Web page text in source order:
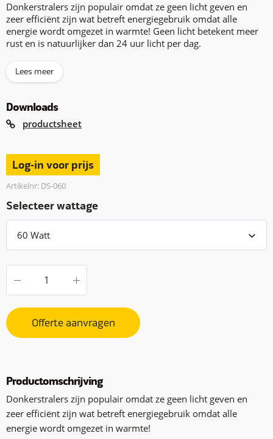
Donkerstralers zijn populair omdat ze geen licht geven en
zeer efficiënt zijn wat betreft energiegebruik omdat alle
energie wordt omgezet in warmte! Geen licht betekent meer
rust en is natuurlijker dan 24 uur licht per dag.
Lees meer
Downloads
productsheet
Log-in voor prijs
Artikelnr: DS-060
Selecteer wattage
Offerte aanvragen
Productomschrijving
Donkerstralers zijn populair omdat ze geen licht geven en
zeer efficiënt zijn wat betreft energiegebruik omdat alle
energie wordt omgezet in warmte!